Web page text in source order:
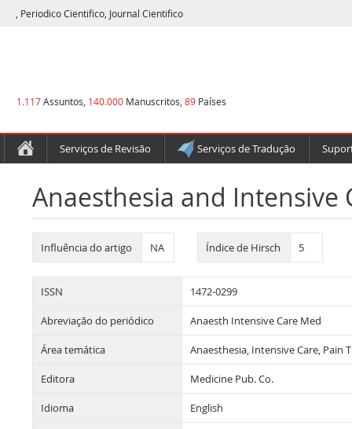
, Periodico Cientifico, Journal Cientifico
1.117Assuntos, 140.000 Manuscritos, 89 Países
Serviços de Revisão Serviços de Tradução
Anaesthesia and Intensive
Influência do artigo NA Índice de Hirsch 5
ISSN 1472-0299
Abreviação do periódico Anaesth Intensive Care Med
Área temática Anaesthesia, Intensive Care, Pain
Editora Medicine Pub. Co.
Idioma English